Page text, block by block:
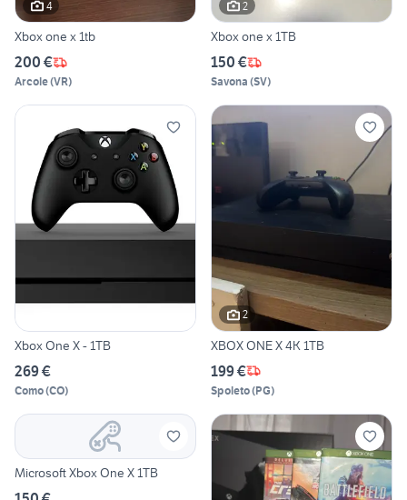
4
Xbox one x 1tb
200 €
Arcole(VR)
2
Xbox one x 1TB
150 €
Savona (SV)
Xbox One X - 1TB
269 €
Como(CO)
2
XBOX ONE X 4K 1TB
199 €
Spoleto(PG)
Microsoft Xbox One X 1TB